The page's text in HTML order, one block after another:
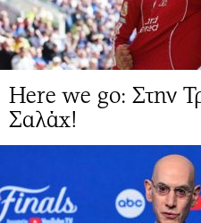
Here we go: Στην
Σαλάχ!